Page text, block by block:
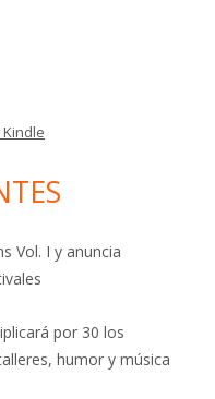
Vol. I y anuncia
por 30 los
humor y música